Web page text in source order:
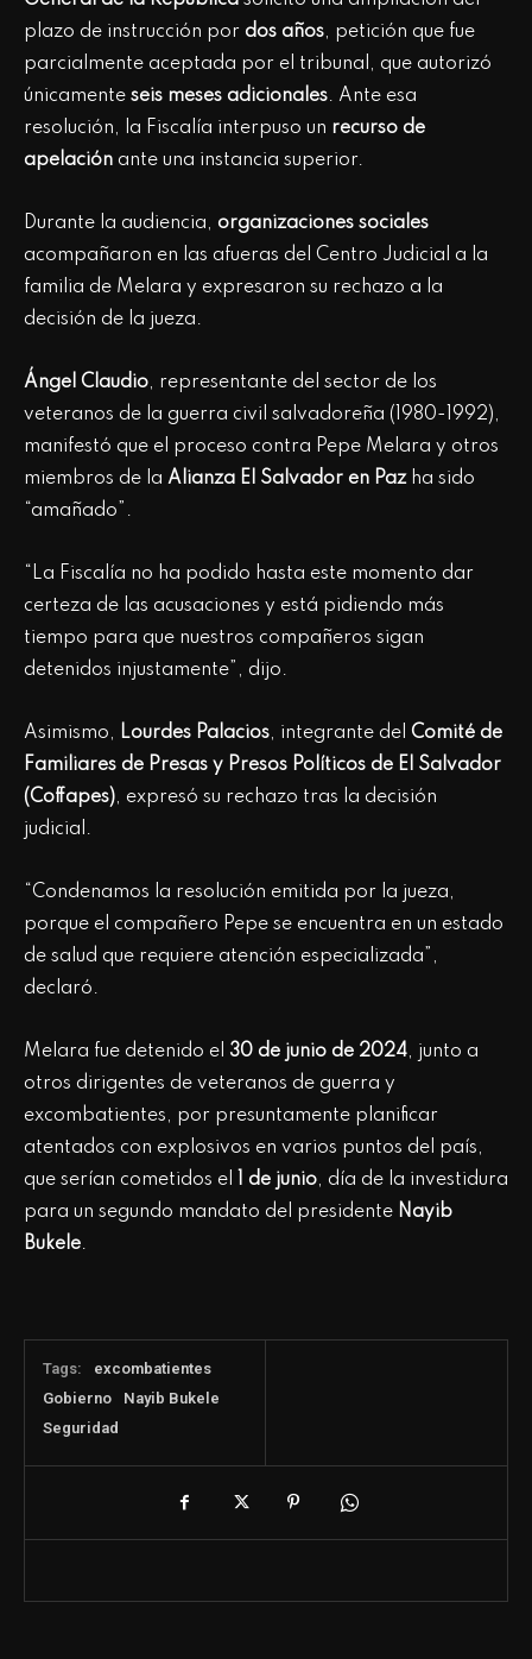
plazo de instrucción por dos años, petición que fue
parcialmente aceptada por el tribunal, que autorizó
únicamente seis meses adicionales. Ante esa
resolución, la Fiscalía interpuso un recurso de
apelación ante una instancia superior.
Durante la audiencia, organizaciones sociales
acompañaron en las afueras del Centro Judicial a la
familia de Melara y expresaron su rechazo a la
decisión de la jueza.
Ángel Claudio, representante del sector de los
veteranos de la guerra civil salvadoreña (1980-1992),
manifestó que el proceso contra Pepe Melara y otros
miembros de la Alianza El Salvador en Pazha sido
“amañado”.
“La Fiscalía no ha podido hasta este momento dar
certeza de las acusaciones y está pidiendo más
tiempo para que nuestros compañeros sigan
detenidos injustamente”, dijo.
Asimismo, Lourdes Palacios, integrante del Comité de
Familiares de Presas y Presos Políticos de El Salvador
(Coffapes), expresó su rechazo tras la decisión
judicial.
“Condenamos la resolución emitida por la jueza,
porque el compañero Pepe se encuentra en un estado
de salud que requiere atención especializada”,
declaró.
Melara fue detenido el 30 de junio de 2024, junto a
otros dirigentes de veteranos de guerra y
excombatientes, por presuntamente planificar
atentados con explosivos en varios puntos del país,
que serían cometidos el 1 de junio, día de la investidura
para un segundo mandato del presidente Nayib
Bukele.
Tags:
excombatientes
Gobierno
Nayib Bukele
Seguridad